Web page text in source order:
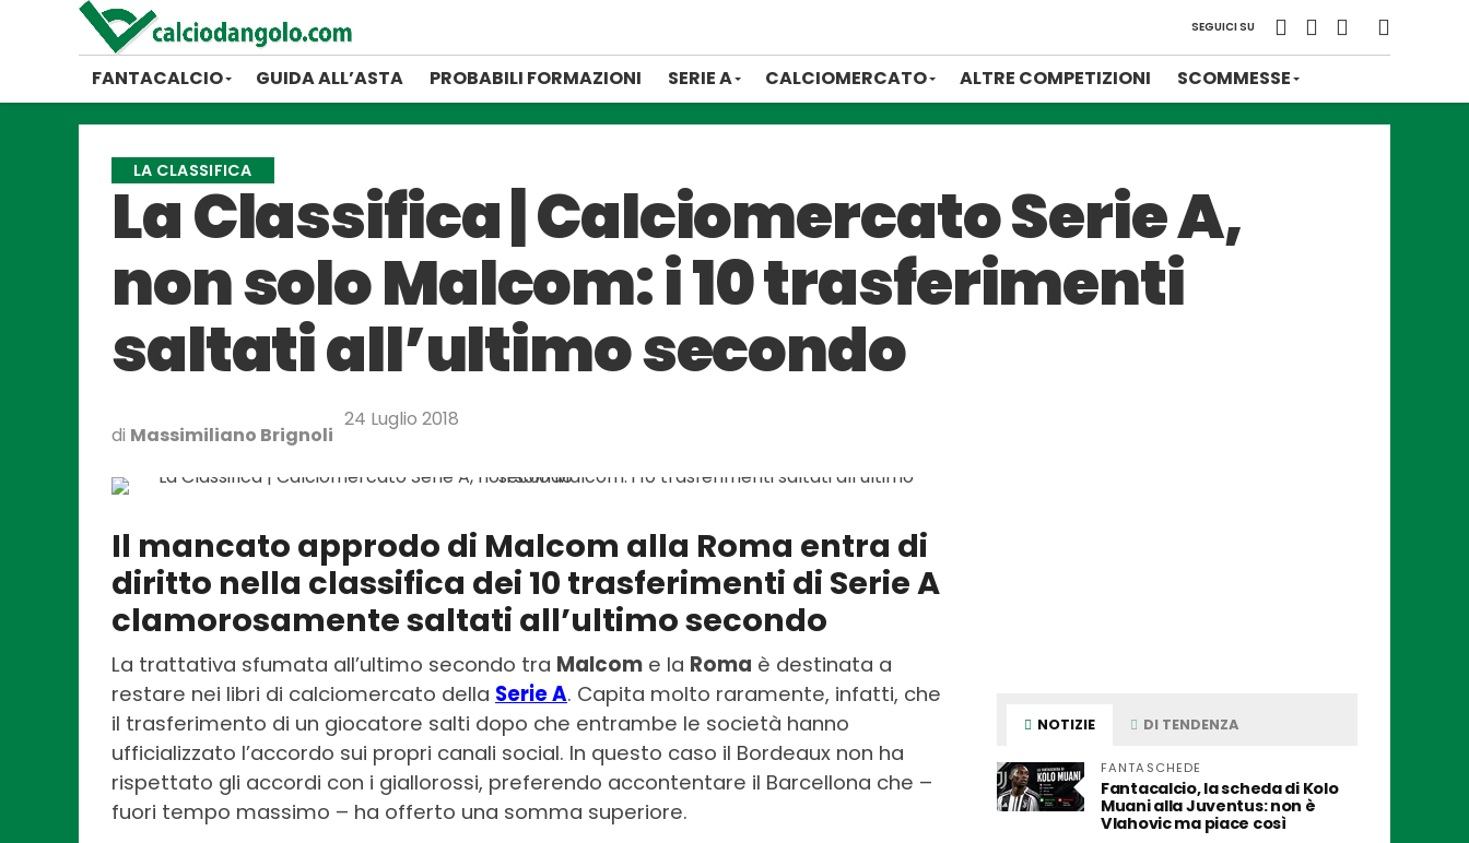
SEGUICI SU
FANTACALCIO GUIDA ALL’ASTA PROBABILI FORMAZIONI SERIE A CALCIOMERCATO ALTRE COMPETIZIONI SCOMMESSE
LA CLASSIFICA
La Classifica | Calciomercato Serie A,
non solo Malcom: i 10 trasferimenti
saltati all’ultimo secondo
di Massimiliano Brignoli
24 Luglio 2018
Il mancato approdo di Malcom alla Roma entra di
diritto nella classifica dei 10 trasferimenti di Serie A
clamorosamente saltati all’ultimo secondo
La trattativa sfumata all’ultimo secondo tra Malcom e la Roma è destinata a
restare nei libri di calciomercato della Serie A. Capita molto raramente, infatti, che
il trasferimento di un giocatore salti dopo che entrambe le società hanno
ufficializzato l’accordo sui propri canali social. In questo caso il Bordeaux non ha
rispettato gli accordi con i giallorossi, preferendo accontentare il Barcellona che –
fuori tempo massimo – ha offerto una somma superiore.
NOTIZIE DI TENDENZA
FANTASCHEDE
Fantacalcio, la scheda di Kolo
Muani alla Juventus: non è
Vlahovic ma piace così